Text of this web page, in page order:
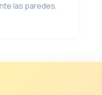
las paredes,